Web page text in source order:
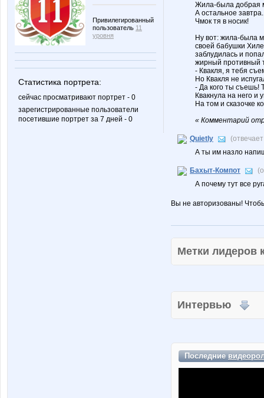
Привилегированный
пользователь 11
уровня
Статистика портрета:
сейчас просматривают портрет - 0
зарегистрированные пользователи
посетившие портрет за 7 дней - 0
Жила-была добрая
А остальное завтра.
Чмок тя в носик!
Ну вот: жила-была
своей бабушки
заблудилась и
жирный противный
- Квакля, я тебя
Но Квакля не
- Да кого ты съешь!
Квакнула на него и
На том и сказочке
« Комментарий
Quietly
А ты им назло
Бахыт-Компот
А почему тут все
Вы не авторизованы!
Метки
Интервью
Последние